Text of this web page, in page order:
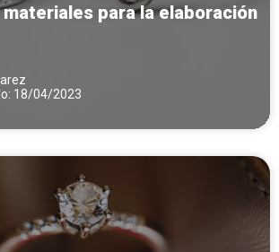
para la elaboración
18/04/2023